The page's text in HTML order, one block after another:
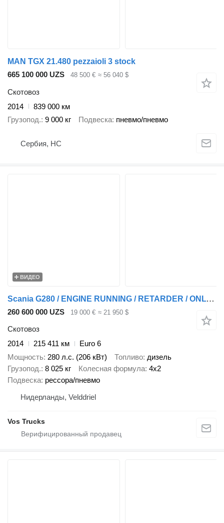
MAN TGX 21.480 pezzaioli 3 stock
665 100 000 UZS
48 500 € ≈ 56 040 $
Скотовоз
2014
839 000 км
Грузопод. 9 000 кг Подвеска пневмо/пневмо
Сербия, НС
ВИДЕО
Scania G280 / ENGINE RUNNING / RETARDER / ONLY:215411 KM / LIVESTOCK /
260 600 000 UZS 19 000 € ≈ 21 950 $
Скотовоз
2014
215 411 км
Euro 6
Мощность 280 л.с. (206 кВт) Топливо дизель
Грузопод. 8 025 кг Колесная формула 4x2
Подвеска рессора/пневмо
Нидерланды, Velddriel
Vos Trucks